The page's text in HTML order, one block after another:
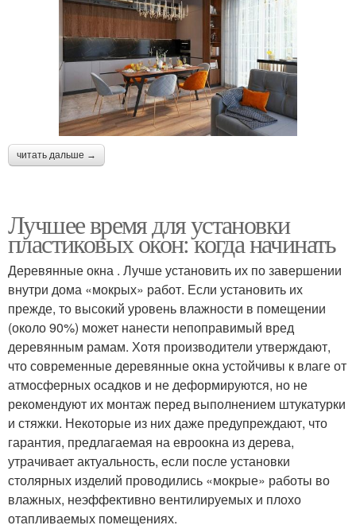
читать дальше →
Лучшее время для установки
пластиковых окон: когда начинать
Деревянные окна . Лучше установить их по завершении
внутри дома «мокрых» работ. Если установить их
прежде, то высокий уровень влажности в помещении
(около 90%) может нанести непоправимый вред
деревянным рамам. Хотя производители утверждают,
что современные деревянные окна устойчивы к влаге от
атмосферных осадков и не деформируются, но не
рекомендуют их монтаж перед выполнением штукатурки
и стяжки. Некоторые из них даже предупреждают, что
гарантия, предлагаемая на евроокна из дерева,
утрачивает актуальность, если после установки
столярных изделий проводились «мокрые» работы во
влажных, неэффективно вентилируемых и плохо
отапливаемых помещениях.